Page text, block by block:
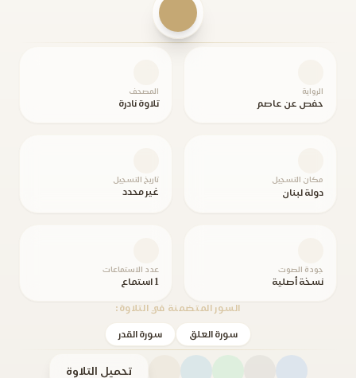
الرواية
حفص عن عاصم
المصحف
تلاوة نادرة
مكان التسجيل
دولة لبنان
تاريخ التسجيل
غير محدد
جودة الصوت
نسخة أصلية
عدد الاستماعات
1 استماع
السور المتضمنة في التلاوة:
سورة العلق سورة القدر
تحميل التلاوة